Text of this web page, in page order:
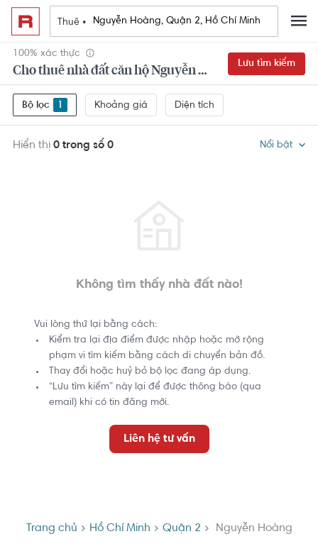
Thuê •
100% xác thực
Cho thuê nhà đất căn hộ Nguyễn Hoàng, Quận 2, Hồ Chí Minh 4 phòng ngủ
Lưu tìm kiếm
Bộ lọc 1 Khoảng giá Diện tích
Hiển thị 0 trong số 0 Nổi bật
Không tìm thấy nhà đất nào!
Vui lòng thử lại bằng cách:
Kiểm tra lại địa điểm được nhập hoặc mở rộng
phạm vi tìm kiếm bằng cách di chuyển bản đồ.
Thay đổi hoặc huỷ bỏ bộ lọc đang áp dụng.
“Lưu tìm kiếm” này lại để được thông báo (qua
email) khi có tin đăng mới.
Liên hệ tư vấn
Trang chủ Hồ Chí Minh Quận 2 Nguyễn Hoàng